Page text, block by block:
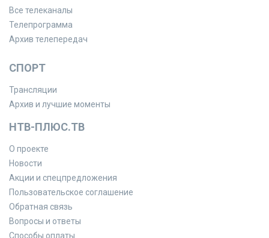
Все телеканалы
Телепрограмма
Архив телепередач
СПОРТ
Трансляции
Архив и лучшие моменты
НТВ-ПЛЮС.ТВ
О проекте
Новости
Акции и спецпредложения
Пользовательское соглашение
Обратная связь
Вопросы и ответы
Способы оплаты